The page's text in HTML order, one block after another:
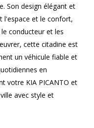
Son design élégant et
l'espace et le confort,
conducteur et les
cette citadine est
un véhicule fiable et
en
votre KIA PICANTO et
avec style et